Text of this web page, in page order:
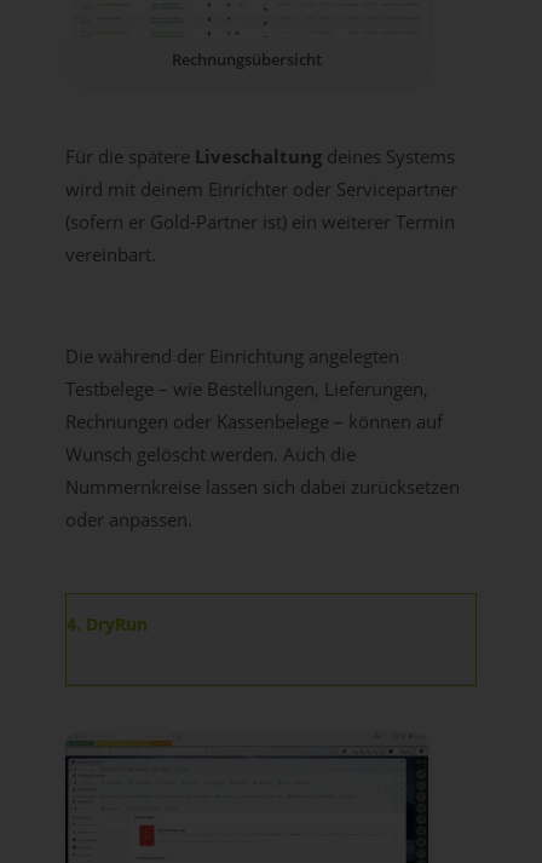
Rechnungsübersicht
Für die spätere Liveschaltungdeines Systems
wird mit deinem Einrichter oder Servicepartner
(sofern er Gold-Partner ist) ein weiterer Termin
vereinbart.
Die während der Einrichtung angelegten
Testbelege – wie Bestellungen, Lieferungen,
Rechnungen oder Kassenbelege – können auf
Wunsch gelöscht werden. Auch die
Nummernkreise lassen sich dabei zurücksetzen
oder anpassen.
4. DryRun